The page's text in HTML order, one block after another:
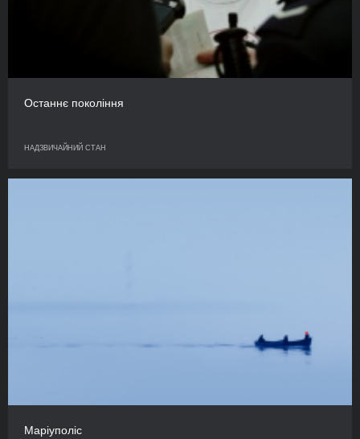
Останнє покоління
НАДЗВИЧАЙНИЙ СТАН
Маріуполіс